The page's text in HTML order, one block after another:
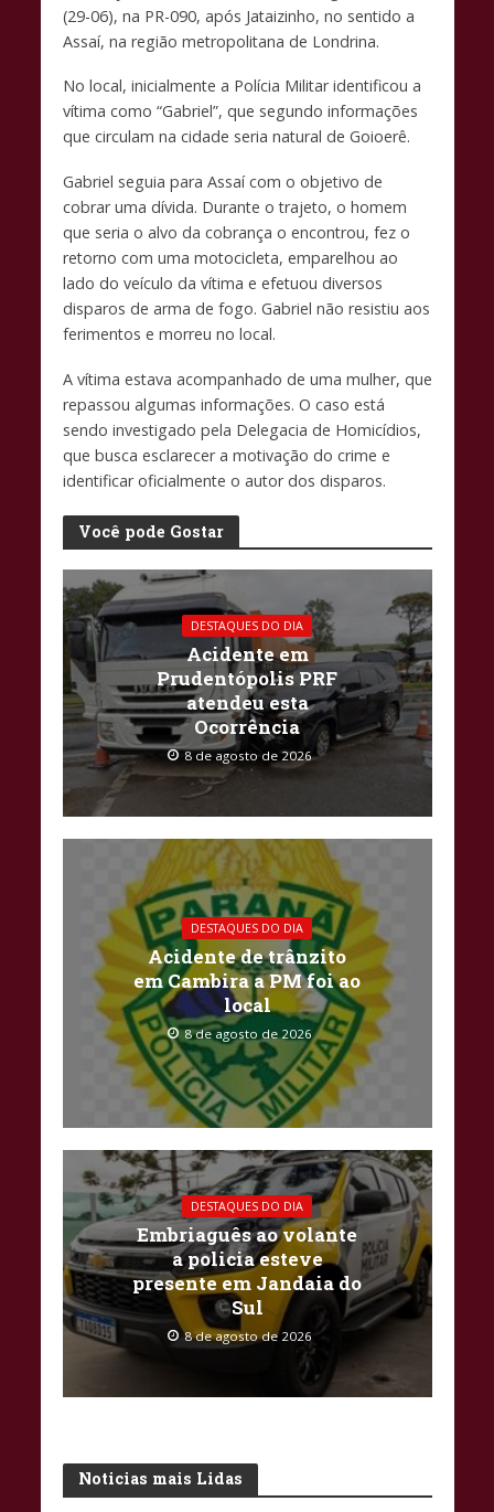
k p k
(29-06), na PR-090, após Jataizinho, no sentido a
Assaí, na região metropolitana de Londrina.
No local, inicialmente a Polícia Militar identificou a
vítima como “Gabriel”, que segundo informações
que circulam na cidade seria natural de Goioerê.
Gabriel seguia para Assaí com o objetivo de
cobrar uma dívida. Durante o trajeto, o homem
que seria o alvo da cobrança o encontrou, fez o
retorno com uma motocicleta, emparelhou ao
lado do veículo da vítima e efetuou diversos
disparos de arma de fogo. Gabriel não resistiu aos
ferimentos e morreu no local.
A vítima estava acompanhado de uma mulher, que
repassou algumas informações. O caso está
sendo investigado pela Delegacia de Homicídios,
que busca esclarecer a motivação do crime e
identificar oficialmente o autor dos disparos.
Você pode Gostar
DESTAQUES DO DIA
Acidente em
Prudentópolis PRF
atendeu esta
Ocorrência
8 de agosto de 2026
DESTAQUES DO DIA
Acidente de trânzito
em Cambira a PM foi ao
local
8 de agosto de 2026
DESTAQUES DO DIA
Embriaguês ao volante
a policia esteve
presente em Jandaia do
Sul
8 de agosto de 2026
Noticias mais Lidas